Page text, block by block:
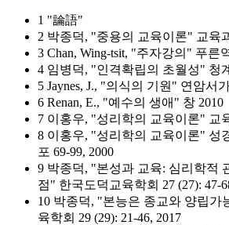
1 "論語"
2 박종덕, "중용의 교육이론" 교육
3 Chan, Wing-tsit, "주자강의" 푸른
4 임병덕, "인격확립의 초월성" 청
5 Jaynes, J., "의식의 기원" 연암서
6 Renan, E., "예수의 생애" 창 2010
7 이홍우, "성리학의 교육이론" 교
8 이홍우, "성리학의 교육이론" 성
포 69-99, 2000
9 박종덕, "본성과 교육: 심리학적
점" 한국도덕교육학회 27 (27): 47-
10 박종덕, "본능은 종교와 양립가
육학회 29 (29): 21-46, 2017